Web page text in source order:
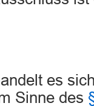
es
Sinne des